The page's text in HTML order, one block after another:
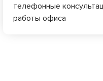
телефонные
работы офиса